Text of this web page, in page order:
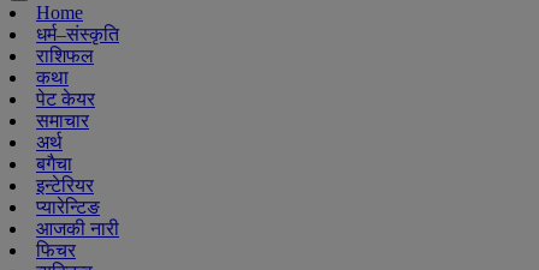
Home
धर्म–संस्कृति
राशिफल
कथा
पेट केयर
समाचार
अर्थ
बगैचा
इन्टेरियर
प्यारेन्टिङ
आजकी नारी
फिचर